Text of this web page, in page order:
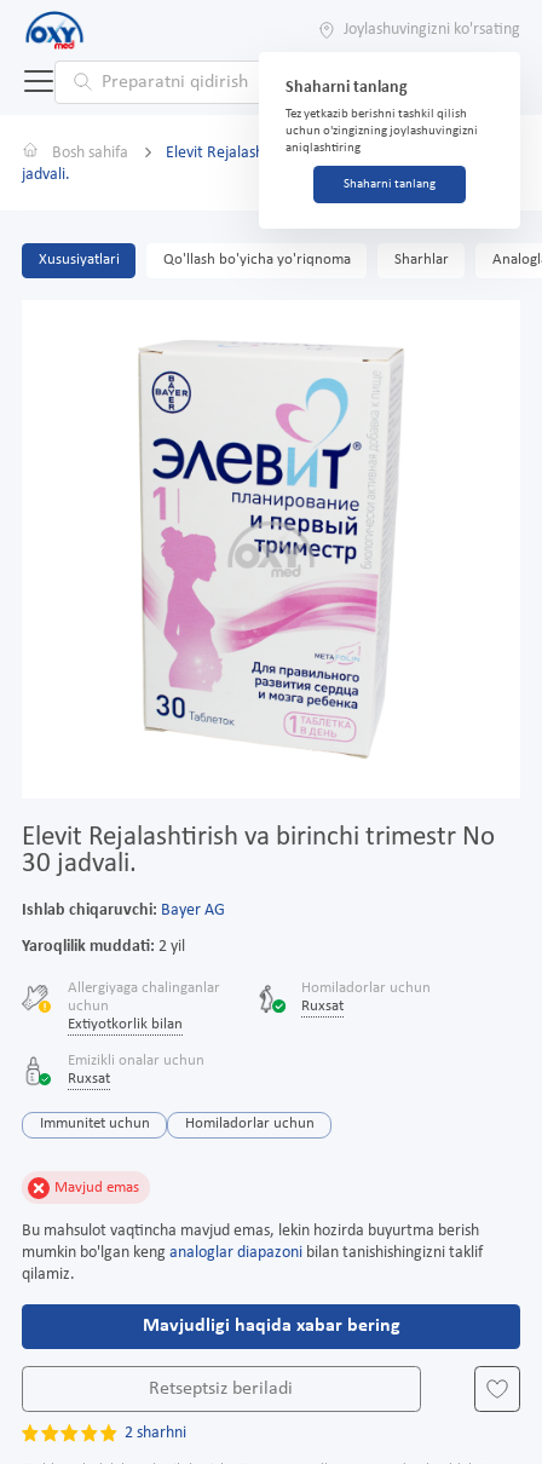
Joylashuvingizni ko'rsating
Shaharni tanlang
Tez yetkazib berishni tashkil qilish
uchun o'zingizning joylashuvingizni
aniqlashtiring
Shaharni tanlang
Bosh sahifa
Elevit Rejalashtirish va birinchi trimestr No 30
jadvali.
Xususiyatlari Qo'llash bo'yicha yo'riqnoma Sharhlar
Elevit Rejalashtirish va birinchi trimestr No
30 jadvali.
Ishlab chiqaruvchi: Bayer AG
Yaroqlilik muddati: 2 yil
Allergiyaga chalinganlar
uchun
Extiyotkorlik bilan
Homiladorlar uchun
Ruxsat
Emizikli onalar uchun
Ruxsat
Immunitet uchun Homiladorlar uchun
Mavjud emas
Bu mahsulot vaqtincha mavjud emas, lekin hozirda buyurtma berish
mumkin bo'lgan keng analoglar diapazoni bilan tanishishingizni taklif
qilamiz.
Mavjudligi haqida xabar bering
Retseptsiz beriladi
2 sharhni